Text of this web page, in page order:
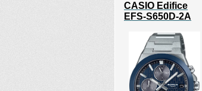
CASIO Edifice
EFS-S650D-2A